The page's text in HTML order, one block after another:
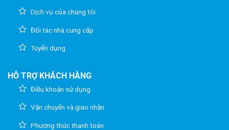
Dịch vụ của chúng tôi
Đối tác nhà cung cấp
Tuyển dụng
HỖ TRỢ KHÁCH HÀNG
Điều khoản sử dụng
Vận chuyển và giao nhận
Phương thức thanh toán